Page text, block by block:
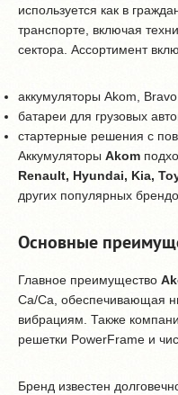
используется как в
транспорте, включая
сектора. Ассортимент
аккумуляторы Akom,
батареи для грузовых
стартерные решения с
Аккумуляторы Akom
Renault, Hyundai, Kia,
других популярных
Основные
Главное преимущество
Ca/Ca, обеспечивающая
вибрациям. Также
решетки PowerFrame и
Бренд известен